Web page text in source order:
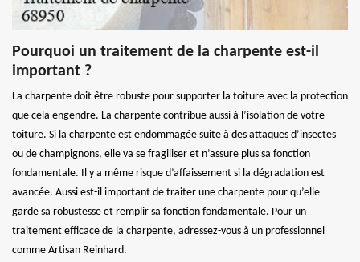
Pourquoi un traitement de la charpente est-il
important ?
La charpente doit être robuste pour supporter la toiture avec la protection
que cela engendre. La charpente contribue aussi à l’isolation de votre
toiture. Si la charpente est endommagée suite à des attaques d’insectes
ou de champignons, elle va se fragiliser et n’assure plus sa fonction
fondamentale. Il y a même risque d’affaissement si la dégradation est
avancée. Aussi est-il important de traiter une charpente pour qu’elle
garde sa robustesse et remplir sa fonction fondamentale. Pour un
traitement efficace de la charpente, adressez-vous à un professionnel
comme Artisan Reinhard.